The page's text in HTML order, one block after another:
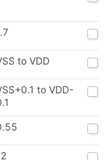
to VDD
to VDD-